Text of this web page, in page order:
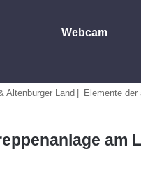
Webcam
Altenburger Land
Elemente
am